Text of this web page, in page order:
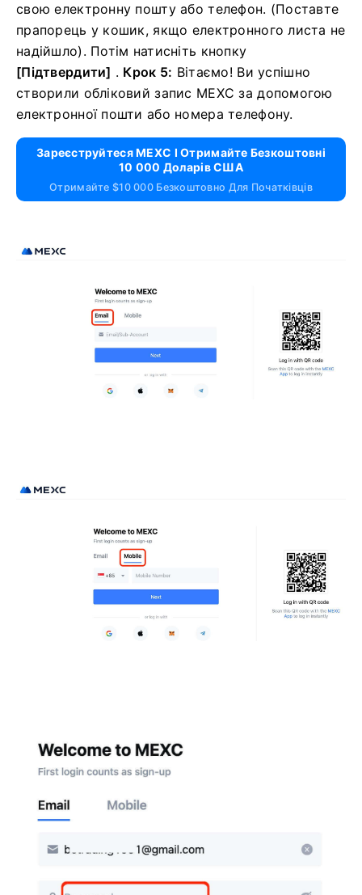
свою електронну пошту або телефон. (Поставте
прапорець у кошик, якщо електронного листа не
надійшло). Потім натисніть кнопку
[Підтвердити] . Крок 5: Вітаємо! Ви успішно
створили обліковий запис MEXC за допомогою
електронної пошти або номера телефону.
Зареєструйтеся MEXC І Отримайте Безкоштовні
10 000 Доларів США
Отримайте $10 000 Безкоштовно Для Початківців